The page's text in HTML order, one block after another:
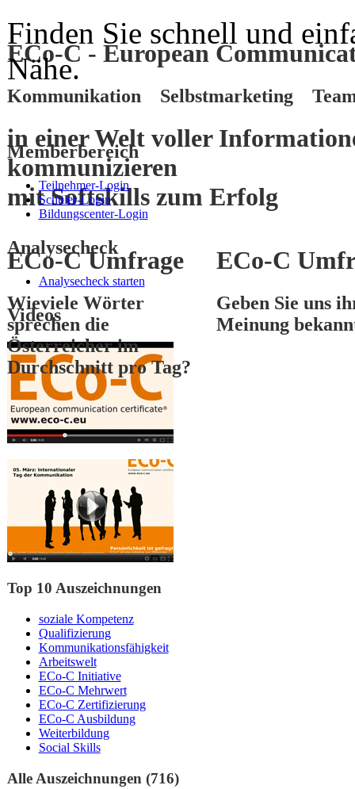
ECo-C - European
Kommunikation Selbstmarketing
in einer Welt voller
kommunizieren
mitSoftskillszum Erfolg
ECo-C Umfrage
Wieviele Wörter
sprechen die
Österreicher im
Durchschnitt pro Tag?
ECo-C
Geben Sie uns
Meinung
3
Finden Sie schnell und
Nähe.
Memberbereich
Teilnehmer-Login
Schüler-Login
Bildungscenter-Login
Analysecheck
Analysecheck starten
Videos
Top 10 Auszeichnungen
soziale Kompetenz
Qualifizierung
Kommunikationsfähigkeit
Arbeitswelt
ECo-C Initiative
ECo-C Mehrwert
ECo-C Zertifizierung
ECo-C Ausbildung
Weiterbildung
Social Skills
Alle Auszeichnungen (716)